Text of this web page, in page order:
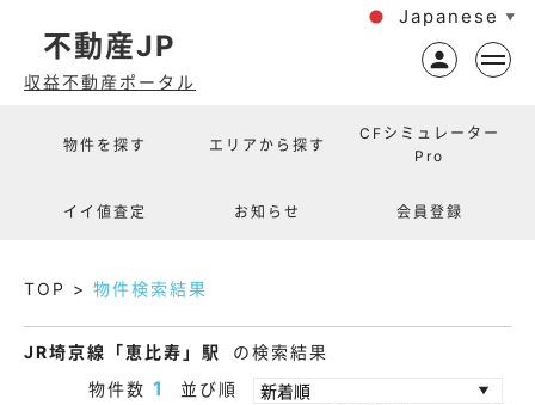
不動産JP
収益不動産ポータル
Japanese ▼
物件を探す エリアから探す
CFシミュレーター
Pro
イイ値査定 お知らせ 会員登録
TOP 物件検索結果
JR埼京線「恵比寿」駅
の検索結果
物件数 1
並び順